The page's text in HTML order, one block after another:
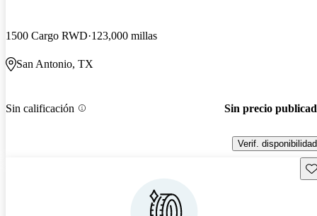
1500 Cargo RWD 123,000 millas
San Antonio, TX
Sin calificación Sin precio
Verif. disponibilidad